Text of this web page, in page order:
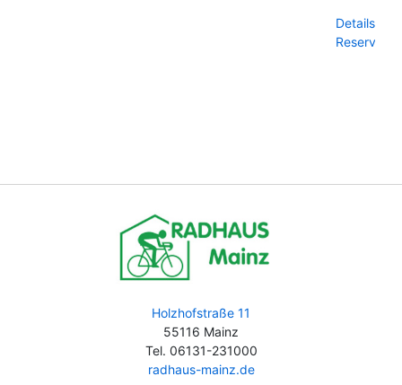
Details und
Holzhofstraße 11
55116 Mainz
Tel. 06131-231000
radhaus-mainz.de